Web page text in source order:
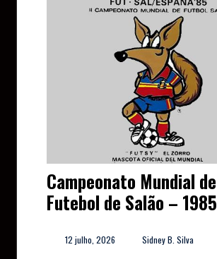
Campeonato Mundial de
Futebol de Salão – 1985
12 julho, 2026 Sidney B. Silva